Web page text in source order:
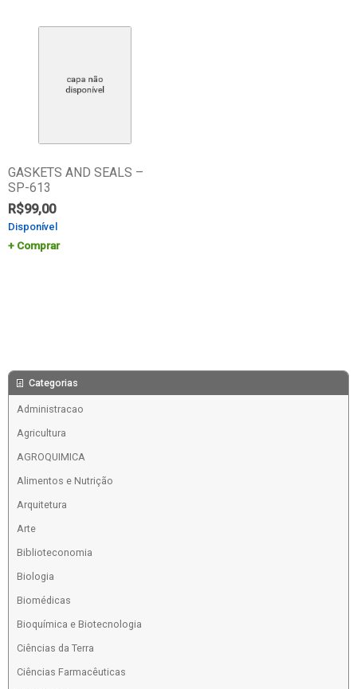
GASKETS AND SEALS –
SP-613
R$99,00
Disponível
Comprar
Categorias
Administracao
Agricultura
AGROQUIMICA
Alimentos e Nutrição
Arquitetura
Arte
Biblioteconomia
Biologia
Biomédicas
Bioquímica e Biotecnologia
Ciências da Terra
Ciências Farmacêuticas